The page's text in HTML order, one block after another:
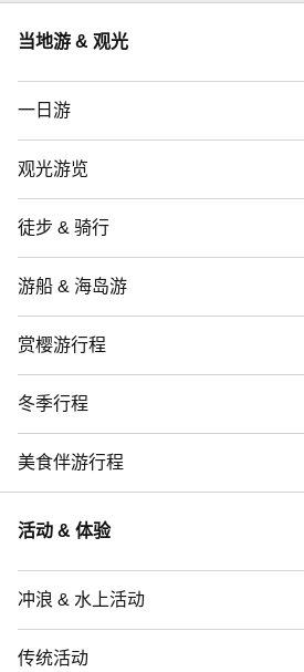
当地游 & 观光
一日游
观光游览
徒步 & 骑行
游船 & 海岛游
赏樱游行程
冬季行程
美食伴游行程
活动 & 体验
冲浪 & 水上活动
传统活动